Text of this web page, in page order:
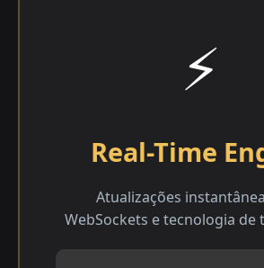
⚡
Real-Time
Atualizações
WebSockets e tecnologia de